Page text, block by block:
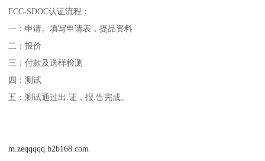
FCC-SDOC认证流程：
一：申请。填写申请表，提品资料
二：报价
三：付款及送样检测
四：测试
五：测试通过出.证，报.告完成。
m.zeqqqqq.b2b168.com